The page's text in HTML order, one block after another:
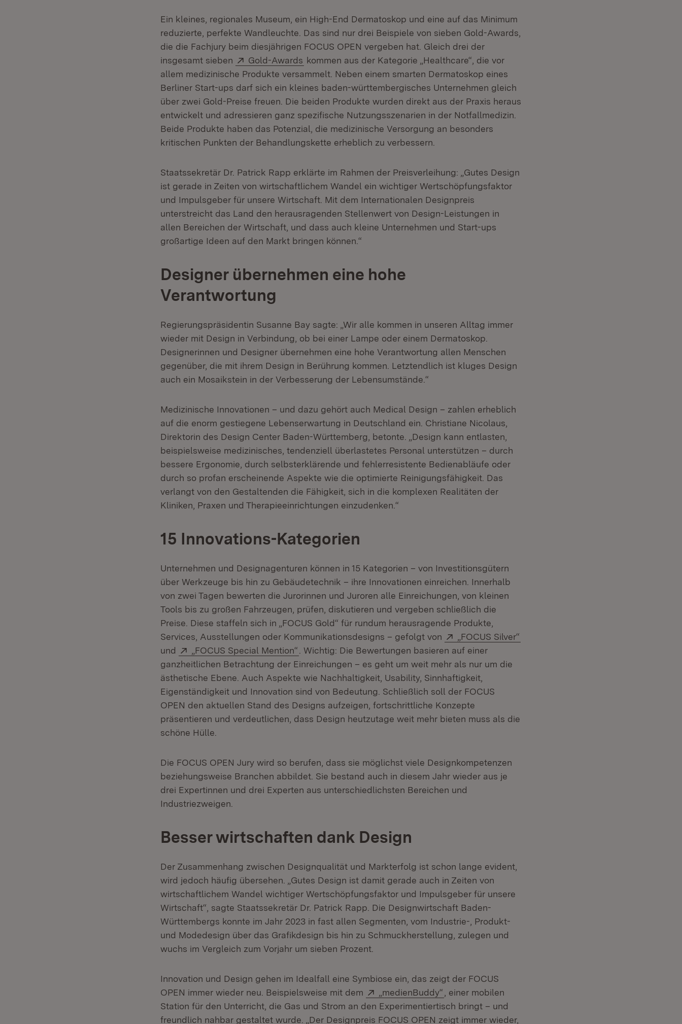
Ein kleines, regionales Museum, ein High-End Dermatoskop und eine auf das Minimum
reduzierte, perfekte Wandleuchte. Das sind nur drei Beispiele von sieben Gold-Awards,
die die Fachjury beim diesjährigen FOCUS OPEN vergeben hat. Gleich drei der
insgesamt sieben
Extern:
Gold-Awards (Öffnet in neuem Fenster)
kommen aus der Kategorie „Healthcare“, die vor
allem medizinische Produkte versammelt. Neben einem smarten Dermatoskop eines
Berliner Start-ups darf sich ein kleines baden-württembergisches Unternehmen gleich
über zwei Gold-Preise freuen. Die beiden Produkte wurden direkt aus der Praxis heraus
entwickelt und adressieren ganz spezifische Nutzungsszenarien in der Notfallmedizin.
Beide Produkte haben das Potenzial, die medizinische Versorgung an besonders
kritischen Punkten der Behandlungskette erheblich zu verbessern.
Staatssekretär Dr. Patrick Rapp erklärte im Rahmen der Preisverleihung: „Gutes Design
ist gerade in Zeiten von wirtschaftlichem Wandel ein wichtiger Wertschöpfungsfaktor
und Impulsgeber für unsere Wirtschaft. Mit dem Internationalen Designpreis
unterstreicht das Land den herausragenden Stellenwert von Design-Leistungen in
allen Bereichen der Wirtschaft, und dass auch kleine Unternehmen und Start-ups
großartige Ideen auf den Markt bringen können.“
Designer übernehmen eine hohe
Verantwortung
Regierungspräsidentin Susanne Bay sagte: „Wir alle kommen in unseren Alltag immer
wieder mit Design in Verbindung, ob bei einer Lampe oder einem Dermatoskop.
Designerinnen und Designer übernehmen eine hohe Verantwortung allen Menschen
gegenüber, die mit ihrem Design in Berührung kommen. Letztendlich ist kluges Design
auch ein Mosaikstein in der Verbesserung der Lebensumstände.“
Medizinische Innovationen – und dazu gehört auch Medical Design – zahlen erheblich
auf die enorm gestiegene Lebenserwartung in Deutschland ein. Christiane Nicolaus,
Direktorin des Design Center Baden-Württemberg, betonte. „Design kann entlasten,
beispielsweise medizinisches, tendenziell überlastetes Personal unterstützen – durch
bessere Ergonomie, durch selbsterklärende und fehlerresistente Bedienabläufe oder
durch so profan erscheinende Aspekte wie die optimierte Reinigungsfähigkeit. Das
verlangt von den Gestaltenden die Fähigkeit, sich in die komplexen Realitäten der
Kliniken, Praxen und Therapieeinrichtungen einzudenken.“
15 Innovations-Kategorien
Unternehmen und Designagenturen können in 15 Kategorien – von Investitionsgütern
über Werkzeuge bis hin zu Gebäudetechnik – ihre Innovationen einreichen. Innerhalb
von zwei Tagen bewerten die Jurorinnen und Juroren alle Einreichungen, von kleinen
Tools bis zu großen Fahrzeugen, prüfen, diskutieren und vergeben schließlich die
Preise. Diese staffeln sich in „FOCUS Gold“ für rundum herausragende Produkte,
Services, Ausstellungen oder Kommunikationsdesigns – gefolgt von
Extern:
„FOCUS Silver“
und
Extern:
„FOCUS Special Mention“ (Öffnet in neuem Fenster)
. Wichtig: Die Bewertungen basieren auf einer
ganzheitlichen Betrachtung der Einreichungen – es geht um weit mehr als nur um die
ästhetische Ebene. Auch Aspekte wie Nachhaltigkeit, Usability, Sinnhaftigkeit,
Eigenständigkeit und Innovation sind von Bedeutung. Schließlich soll der FOCUS
OPEN den aktuellen Stand des Designs aufzeigen, fortschrittliche Konzepte
präsentieren und verdeutlichen, dass Design heutzutage weit mehr bieten muss als die
schöne Hülle.
Die FOCUS OPEN Jury wird so berufen, dass sie möglichst viele Designkompetenzen
beziehungsweise Branchen abbildet. Sie bestand auch in diesem Jahr wieder aus je
drei Expertinnen und drei Experten aus unterschiedlichsten Bereichen und
Industriezweigen.
Besser wirtschaften dank Design
Der Zusammenhang zwischen Designqualität und Markterfolg ist schon lange evident,
wird jedoch häufig übersehen. „Gutes Design ist damit gerade auch in Zeiten von
wirtschaftlichem Wandel wichtiger Wertschöpfungsfaktor und Impulsgeber für unsere
Wirtschaft“, sagte Staatssekretär Dr. Patrick Rapp. Die Designwirtschaft Baden-
Württembergs konnte im Jahr 2023 in fast allen Segmenten, vom Industrie-, Produkt-
und Modedesign über das Grafikdesign bis hin zu Schmuckherstellung, zulegen und
wuchs im Vergleich zum Vorjahr um sieben Prozent.
Innovation und Design gehen im Idealfall eine Symbiose ein, das zeigt der FOCUS
OPEN immer wieder neu. Beispielsweise mit dem
Extern:
„medienBuddy“ (Öffnet in neuem Fenster)
, einer mobilen
Station für den Unterricht, die Gas und Strom an den Experimentiertisch bringt – und
freundlich nahbar gestaltet wurde. „Der Designpreis FOCUS OPEN zeigt immer wieder,